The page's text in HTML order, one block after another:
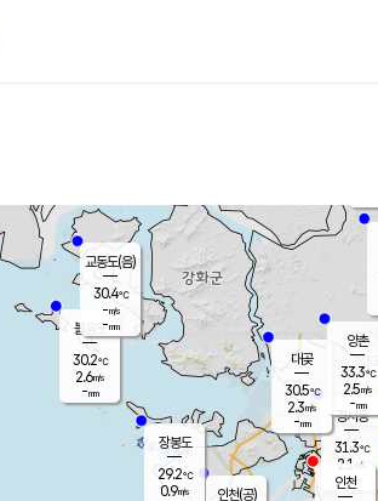
볼음도
30.2℃
2.6m/s
-mm
장봉도
29.2℃
0.9m/s
경서동
31.3℃
2.1 m/s
-mm
대곶
30.5℃
2.3m/s
-mm
양촌
33.3℃
2.5m/s
-mm
인천(공)
교동도(음)
30.4℃
-m/s
-mm
인천